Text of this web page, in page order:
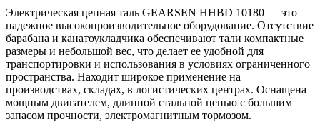
Электрическая цепная таль GEARSEN HHBD 10180 — это
надежное высокопроизводительное оборудование. Отсутствие
барабана и канатоукладчика обеспечивают тали компактные
размеры и небольшой вес, что делает ее удобной для
транспортировки и использования в условиях ограниченного
пространства. Находит широкое применение на
производствах, складах, в логистических центрах. Оснащена
мощным двигателем, длинной стальной цепью с большим
запасом прочности, электромагнитным тормозом.